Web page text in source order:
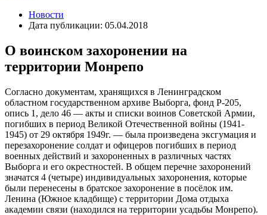
Новости
Дата публикации: 05.04.2018
О воинском захоронении на
территории Монрепо
Согласно документам, хранящихся в Ленинградском
областном государственном архиве Выборга, фонд Р-205,
опись 1, дело 46 — акты и списки воинов Советской Армии,
погибших в период Великой Отечественной войны (1941-
1945) от 29 октября 1949г. — была произведена эксгумация и
перезахоронение солдат и офицеров погибших в период
военных действий и захороненных в различных частях
Выборга и его окрестностей. В общем перечне захоронений
значатся 4 (четыре) индивидуальных захоронения, которые
были перенесены в братское захоронение в посёлок им.
Ленина (Южное кладбище) с территории Дома отдыха
академии связи (находился на территории усадьбы Монрепо).